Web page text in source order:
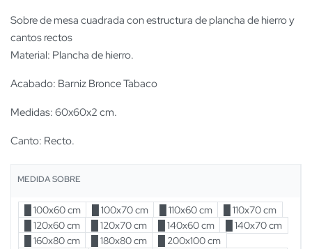
Sobre de mesa cuadrada con estructura de plancha de hierro y
cantos rectos
Material: Plancha de hierro.
Acabado: Barniz Bronce Tabaco
Medidas: 60x60x2 cm.
Canto: Recto.
MEDIDA SOBRE
█ 100x60 cm █ 100x70 cm █ 110x60 cm
█ 110x70 cm
█ 120x60 cm
█ 120x70 cm █ 140x60 cm
█ 140x70 cm
█ 160x80 cm
█ 180x80 cm
█ 200x100 cm